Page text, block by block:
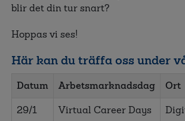
blir det din tur snart?
Hoppas vi ses!
Här kan du träffa oss under
Datum Arbetsmarknadsdag
Ort
29/1
Virtual Career Days